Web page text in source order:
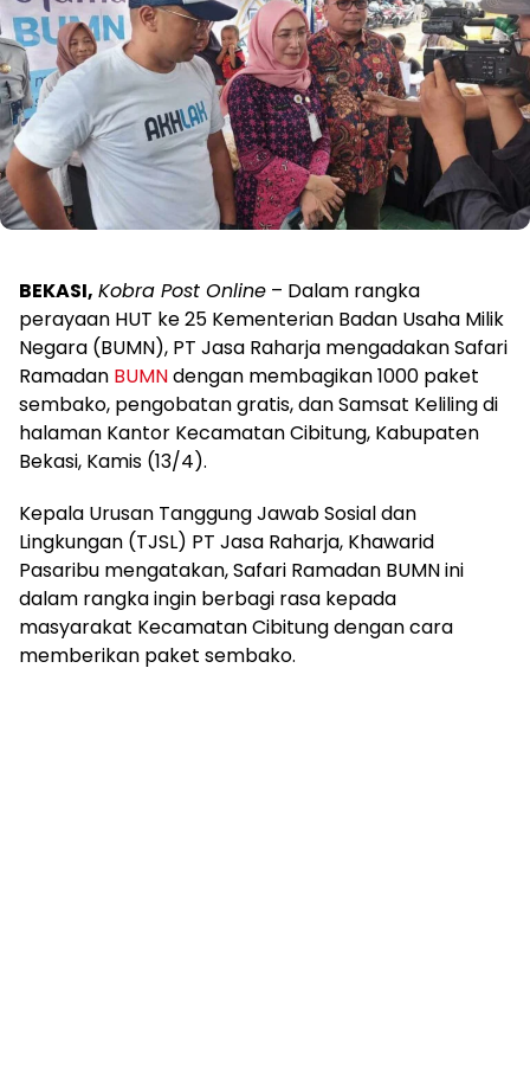
BEKASI, Kobra Post Online – Dalam rangka
perayaan HUT ke 25 Kementerian Badan Usaha Milik
Negara (BUMN), PT Jasa Raharja mengadakan Safari
Ramadan BUMNdengan membagikan 1000 paket
sembako, pengobatan gratis, dan Samsat Keliling di
halaman Kantor Kecamatan Cibitung, Kabupaten
Bekasi, Kamis (13/4).
Kepala Urusan Tanggung Jawab Sosial dan
Lingkungan (TJSL) PT Jasa Raharja, Khawarid
Pasaribu mengatakan, Safari Ramadan BUMN ini
dalam rangka ingin berbagi rasa kepada
masyarakat Kecamatan Cibitung dengan cara
memberikan paket sembako.